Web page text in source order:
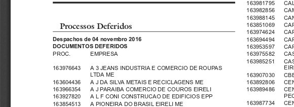
Processos Deferidos
Despachos de 04 novembro 2016
DOCUMENTOS DEFERIDOS
PROC.
EMPRESA
163976643   A 3 JEANS INDUSTRIA E COMERCIO DE ROUPAS
LTDA ME
163604436   A J DA SILVA METAIS E RECICLAGENS ME
163966354   A J PARAIBA COMERCIO DE COUROS EIRELI
163927820   A L F CONI CONSTRUCAO DE EDIFICIOS EPP
163854513   A PIONEIRA DO BRASIL EIRELI ME
163981795
163982856
163988145
163851069
163974624
163694494
163953597
163975582
163985251
163907030   CBB
163892806
163989486
163987734